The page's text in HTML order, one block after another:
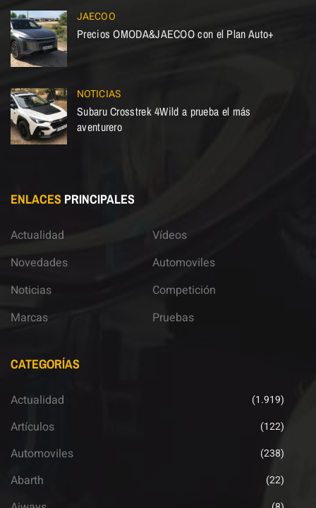
JAECOO
Precios OMODA&JAECOO con el Plan Auto+
NOTICIAS
Subaru Crosstrek 4Wild a prueba el más
aventurero
ENLACES PRINCIPALES
Actualidad
Novedades
Noticias
Marcas
Vídeos
Automoviles
Competición
Pruebas
CATEGORÍAS
Actualidad (1.919)
Artículos (122)
Automoviles (238)
Abarth (22)